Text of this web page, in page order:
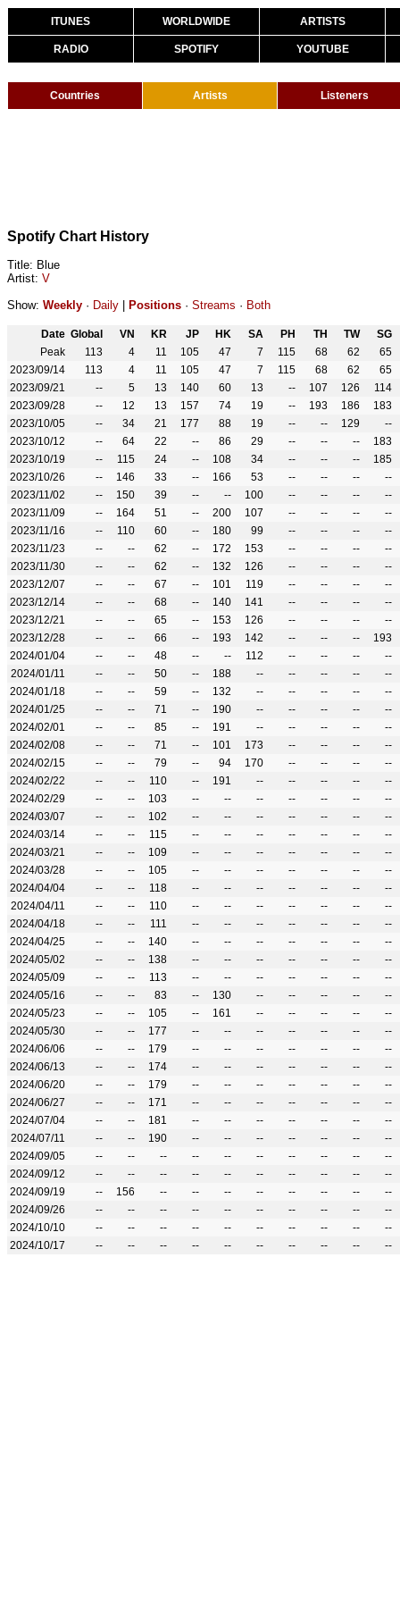
ITUNES WORLDWIDE ARTISTS
RADIO SPOTIFY YOUTUBE
Countries Artists Listeners
Spotify Chart History
Title: Blue
Artist: V
Show: Weekly · Daily Positions · Streams · Both
Date Global VN KR JP HK SA PH TH TW
SG
Peak
113 4 11 105 47 7 115 68 62
65
2023/09/14
113 4 11 105 47 7 115 68 62
65
2023/09/21
-- 5 13 140 60 13 -- 107 126
114
2023/09/28
-- 12 13 157 74 19 -- 193 186
183
2023/10/05
-- 34 21 177 88 19 -- -- 129
--
2023/10/12
-- 64 22 -- 86 29 -- -- --
183
2023/10/19
-- 115 24 -- 108 34 -- -- --
185
2023/10/26
-- 146 33 -- 166 53 -- -- --
--
2023/11/02
-- 150 39 -- -- 100 -- -- --
--
2023/11/09
-- 164 51 -- 200 107 -- -- --
--
2023/11/16
-- 110 60 -- 180 99 -- -- --
--
2023/11/23
-- -- 62 -- 172 153 -- -- --
--
2023/11/30
-- -- 62 -- 132 126 -- -- --
--
2023/12/07
-- -- 67 -- 101 119 -- -- --
--
2023/12/14
-- -- 68 -- 140 141 -- -- --
--
2023/12/21
-- -- 65 -- 153 126 -- -- --
--
2023/12/28
-- -- 66 -- 193 142 -- -- --
193
2024/01/04
-- -- 48 -- -- 112 -- -- --
--
2024/01/11
-- -- 50 -- 188 -- -- -- --
--
2024/01/18
-- -- 59 -- 132 -- -- -- --
--
2024/01/25
-- -- 71 -- 190 -- -- -- --
--
2024/02/01
-- -- 85 -- 191 -- -- -- --
--
2024/02/08
-- -- 71 -- 101 173 -- -- --
--
2024/02/15
-- -- 79 -- 94 170 -- -- --
--
2024/02/22
-- -- 110 -- 191 -- -- -- --
--
2024/02/29
-- -- 103 -- -- -- -- -- --
--
2024/03/07
-- -- 102 -- -- -- -- -- --
--
2024/03/14
-- -- 115 -- -- -- -- -- --
--
2024/03/21
-- -- 109 -- -- -- -- -- --
--
2024/03/28
-- -- 105 -- -- -- -- -- --
--
2024/04/04
-- -- 118 -- -- -- -- -- --
--
2024/04/11
-- -- 110 -- -- -- -- -- --
--
2024/04/18
-- -- 111 -- -- -- -- -- --
--
2024/04/25
-- -- 140 -- -- -- -- -- --
--
2024/05/02
-- -- 138 -- -- -- -- -- --
--
2024/05/09
-- -- 113 -- -- -- -- -- --
--
2024/05/16
-- -- 83 -- 130 -- -- -- --
--
2024/05/23
-- -- 105 -- 161 -- -- -- --
--
2024/05/30
-- -- 177 -- -- -- -- -- --
--
2024/06/06
-- -- 179 -- -- -- -- -- --
--
2024/06/13
-- -- 174 -- -- -- -- -- --
--
2024/06/20
-- -- 179 -- -- -- -- -- --
--
2024/06/27
-- -- 171 -- -- -- -- -- --
--
2024/07/04
-- -- 181 -- -- -- -- -- --
--
2024/07/11
-- -- 190 -- -- -- -- -- --
--
2024/09/05
-- -- -- -- -- -- -- -- --
--
2024/09/12
-- -- -- -- -- -- -- -- --
--
2024/09/19
-- 156 -- -- -- -- -- -- --
--
2024/09/26
-- -- -- -- -- -- -- -- --
--
2024/10/10
-- -- -- -- -- -- -- -- --
--
2024/10/17
-- -- -- -- -- -- -- -- -- --